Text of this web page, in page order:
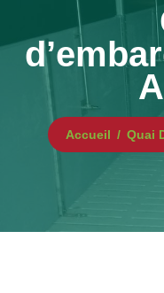
Accueil Quai